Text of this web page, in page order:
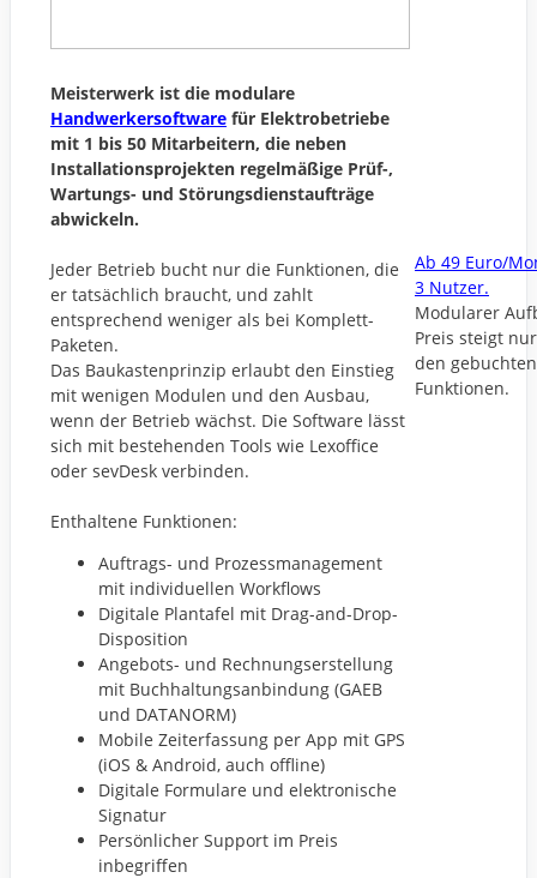
Meisterwerk ist die modulare
Handwerkersoftware für Elektrobetriebe
mit 1 bis 50 Mitarbeitern, die neben
Installationsprojekten regelmäßige Prüf-,
Wartungs- und Störungsdienstaufträge
abwickeln.
Jeder Betrieb bucht nur die Funktionen, die
er tatsächlich braucht, und zahlt
entsprechend weniger als bei Komplett-
Paketen.
Das Baukastenprinzip erlaubt den Einstieg
mit wenigen Modulen und den Ausbau,
wenn der Betrieb wächst. Die Software lässt
sich mit bestehenden Tools wie Lexoffice
oder sevDesk verbinden.
Enthaltene Funktionen:
Auftrags- und Prozessmanagement
mit individuellen Workflows
Digitale Plantafel mit Drag-and-Drop-
Disposition
Angebots- und Rechnungserstellung
mit Buchhaltungsanbindung (GAEB
und DATANORM)
Mobile Zeiterfassung per App mit GPS
(iOS & Android, auch offline)
Digitale Formulare und elektronische
Signatur
Persönlicher Support im Preis
inbegriffen
Ab 49 Euro/
3 Nutzer.
Modularer
Preis steigt
den gebuchten
Funktionen.